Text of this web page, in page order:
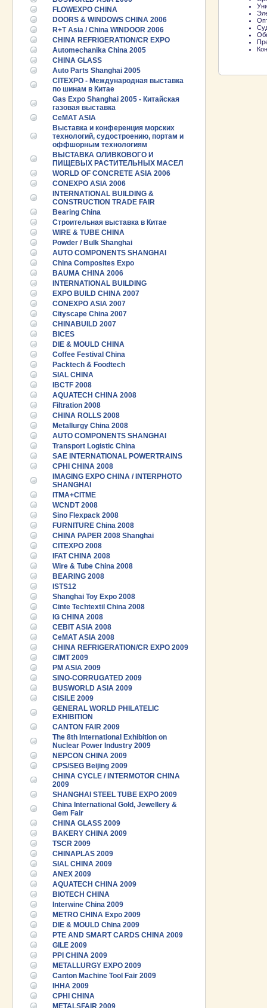
FLOWEXPO CHINA
DOORS & WINDOWS CHINA 2006
R+T Asia / China WINDOOR 2006
CHINA REFRIGERATION/CR EXPO
Automechanika China 2005
CHINA GLASS
Auto Parts Shanghai 2005
CITEXPO - Международная выставка
по шинам в Китае
Gas Expo Shanghai 2005 - Китайская
газовая выставка
CeMAT ASIA
Выставка и конференция морских
технологий, судостроению, портам и
оффшорным технологиям
ВЫСТАВКА ОЛИВКОВОГО И
ПИЩЕВЫХ РАСТИТЕЛЬНЫХ МАСЕЛ
WORLD OF CONCRETE ASIA 2006
CONEXPO ASIA 2006
INTERNATIONAL BUILDING &
CONSTRUCTION TRADE FAIR
Bearing China
Строительная выставка в Китае
WIRE & TUBE CHINA
Powder / Bulk Shanghai
AUTO COMPONENTS SHANGHAI
China Composites Expo
BAUMA CHINA 2006
INTERNATIONAL BUILDING
EXPO BUILD CHINA 2007
CONEXPO ASIA 2007
Cityscape China 2007
CHINABUILD 2007
BICES
DIE & MOULD CHINA
Coffee Festival China
Packtech & Foodtech
SIAL CHINA
IBCTF 2008
AQUATECH CHINA 2008
Filtration 2008
CHINA ROLLS 2008
Metallurgy China 2008
AUTO COMPONENTS SHANGHAI
Transport Logistic China
SAE INTERNATIONAL POWERTRAINS
CPHI CHINA 2008
IMAGING EXPO CHINA / INTERPHOTO
SHANGHAI
ITMA+CITME
WCNDT 2008
Sino Flexpack 2008
FURNITURE China 2008
CHINA PAPER 2008 Shanghai
CITEXPO 2008
IFAT CHINA 2008
Wire & Tube China 2008
BEARING 2008
ISTS12
Shanghai Toy Expo 2008
Cinte Techtextil China 2008
IG CHINA 2008
CEBIT ASIA 2008
CeMAT ASIA 2008
CHINA REFRIGERATION/CR EXPO 2009
CIMT 2009
PM ASIA 2009
SINO-CORRUGATED 2009
BUSWORLD ASIA 2009
CISILE 2009
GENERAL WORLD PHILATELIC
EXHIBITION
CANTON FAIR 2009
The 8th International Exhibition on
Nuclear Power Industry 2009
NEPCON CHINA 2009
CPS/SEG Beijing 2009
CHINA CYCLE / INTERMOTOR CHINA
2009
SHANGHAI STEEL TUBE EXPO 2009
China International Gold, Jewellery &
Gem Fair
CHINA GLASS 2009
BAKERY CHINA 2009
TSCR 2009
CHINAPLAS 2009
SIAL CHINA 2009
ANEX 2009
AQUATECH CHINA 2009
BIOTECH CHINA
Interwine China 2009
METRO CHINA Expo 2009
DIE & MOULD China 2009
PTE AND SMART CARDS CHINA 2009
GILE 2009
PPI CHINA 2009
METALLURGY EXPO 2009
Canton Machine Tool Fair 2009
IHHA 2009
CPHI CHINA
METALSFAIR 2009